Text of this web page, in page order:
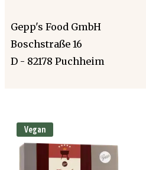
Gepp's Food GmbH
Boschstraße 16
D - 82178 Puchheim
Vegan